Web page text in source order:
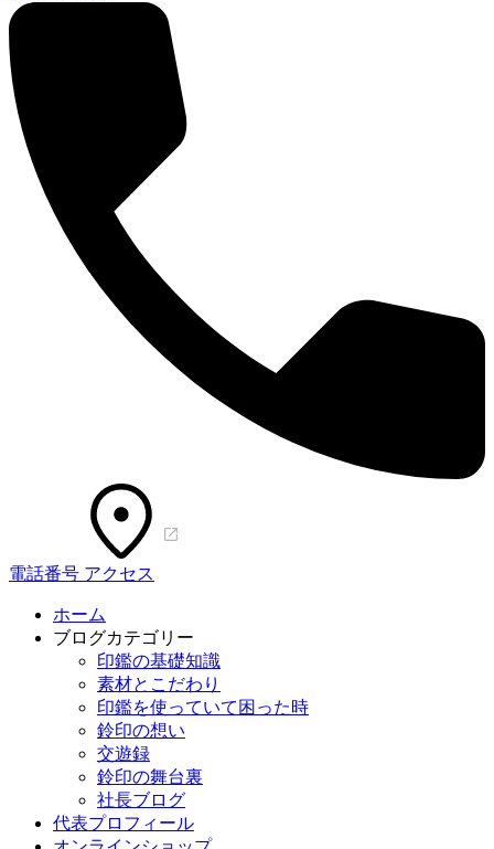
電話番号 アクセス
ホーム
ブログカテゴリー
印鑑の基礎知識
素材とこだわり
印鑑を使っていて困った時
鈴印の想い
交遊録
鈴印の舞台裏
社長ブログ
代表プロフィール